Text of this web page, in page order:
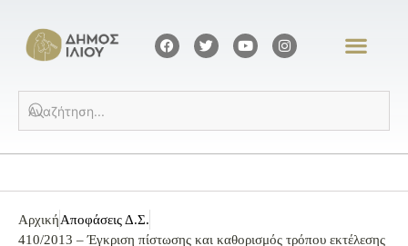
ΑρχικήΑποφάσεις Δ.Σ.
410/2013 – Έγκριση πίστωσης και καθορισμός τρόπου εκτέλεσης